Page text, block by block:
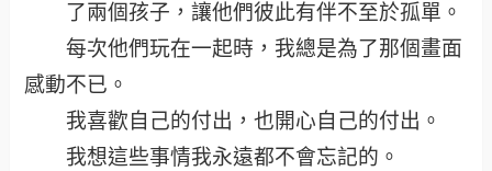
了兩個孩子，讓他們彼此有伴不至於孤單。
每次他們玩在一起時，我總是為了那個畫面
感動不已。
我喜歡自己的付出，也開心自己的付出。
我想這些事情我永遠都不會忘記的。